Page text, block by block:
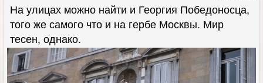
На улицах можно найти и Георгия Победоносца,
того же самого что и на гербе Москвы. Мир
тесен, однако.